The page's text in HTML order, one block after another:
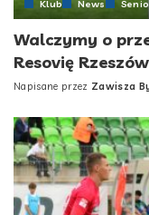
Klub News
Walczymy o
Resovię
Posted
Napisane przez Zawisza